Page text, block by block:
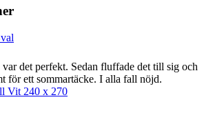
det perfekt. Sedan fluffade det till sig och
för ett sommartäcke. I alla fall nöjd.
Vit 240 x 270